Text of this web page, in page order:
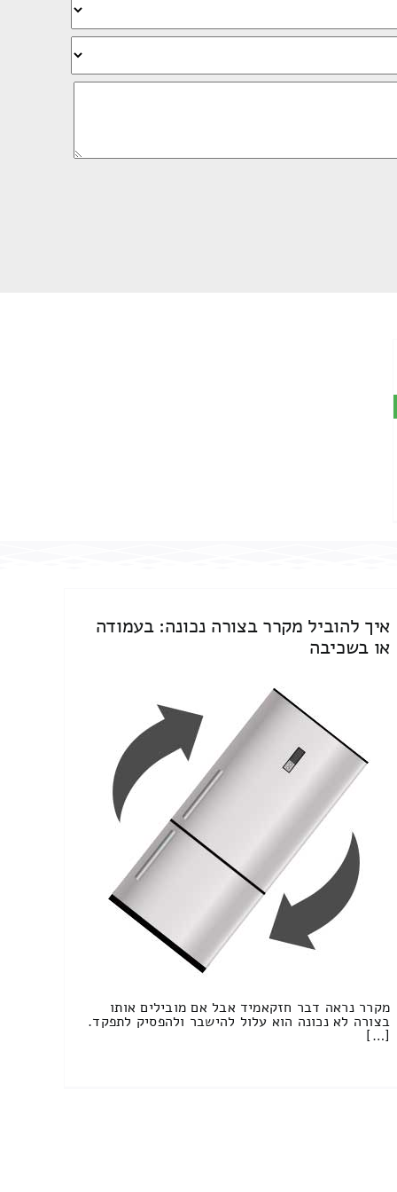
איך להוביל מקרר בצורה נכונה: בעמודה
או בשכיבה
מקרר נראה דבר חזקאמיד אבל אם מובילים אותו
בצורה לא נכונה הוא עלול להישבר ולהפסיק לתפקד.
[…]